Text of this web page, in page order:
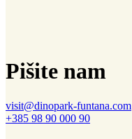
Pišite nam
visit@dinopark-funtana.com
+385 98 90 000 90